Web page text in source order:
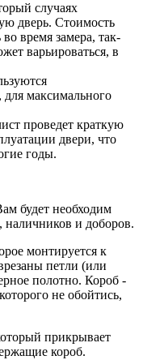
случаях
дверь. Стоимость
время замера, так-
варьироваться, в
максимального
проведет краткую
двери, что
годы.
будет необходим
наличников и доборов.
монтируется к
петли (или
полотно. Короб -
не обойтись,
прикрывает
короб.